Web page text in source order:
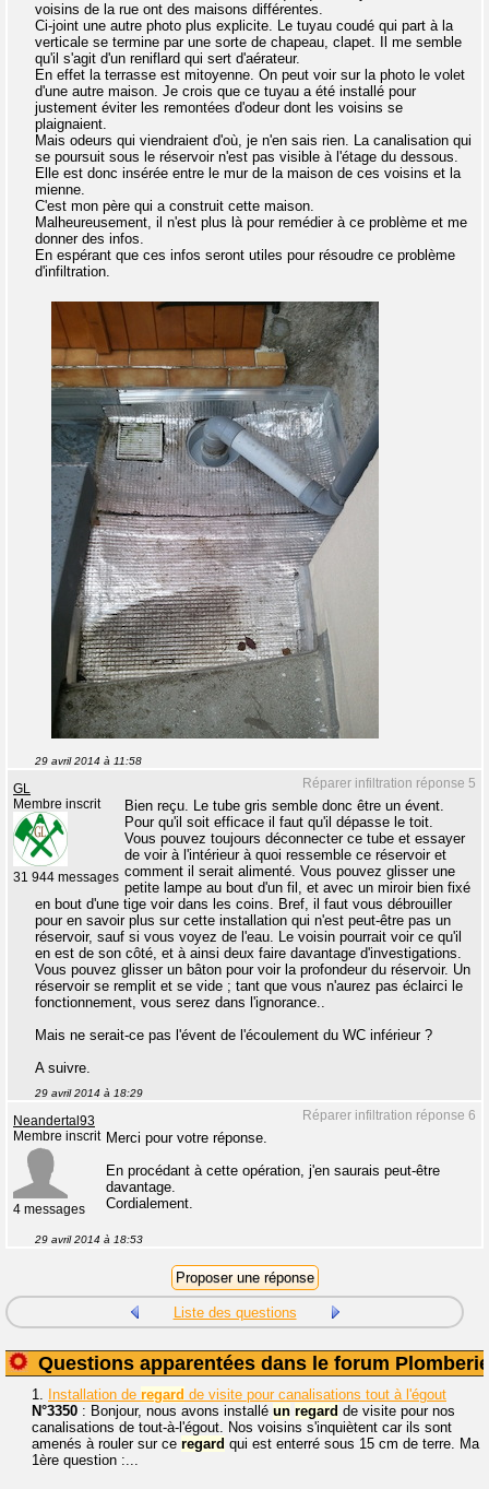
voisins de la rue ont des maisons différentes.
Ci-joint une autre photo plus explicite. Le tuyau coudé qui part à la
verticale se termine par une sorte de chapeau, clapet. Il me semble
qu'il s'agit d'un reniflard qui sert d'aérateur.
En effet la terrasse est mitoyenne. On peut voir sur la photo le volet
d'une autre maison. Je crois que ce tuyau a été installé pour
justement éviter les remontées d'odeur dont les voisins se
plaignaient.
Mais odeurs qui viendraient d'où, je n'en sais rien. La canalisation qui
se poursuit sous le réservoir n'est pas visible à l'étage du dessous.
Elle est donc insérée entre le mur de la maison de ces voisins et la
mienne.
C'est mon père qui a construit cette maison.
Malheureusement, il n'est plus là pour remédier à ce problème et me
donner des infos.
En espérant que ces infos seront utiles pour résoudre ce problème
d'infiltration.
29 avril 2014 à 11:58
Réparer infiltration réponse 5
GL
Membre inscrit
31 944 messages
Bien reçu. Le tube gris semble donc être un évent.
Pour qu'il soit efficace il faut qu'il dépasse le toit.
Vous pouvez toujours déconnecter ce tube et essayer
de voir à l'intérieur à quoi ressemble ce réservoir et
comment il serait alimenté. Vous pouvez glisser une
petite lampe au bout d'un fil, et avec un miroir bien fixé
en bout d'une tige voir dans les coins. Bref, il faut vous débrouiller
pour en savoir plus sur cette installation qui n'est peut-être pas un
réservoir, sauf si vous voyez de l'eau. Le voisin pourrait voir ce qu'il
en est de son côté, et à ainsi deux faire davantage d'investigations.
Vous pouvez glisser un bâton pour voir la profondeur du réservoir. Un
réservoir se remplit et se vide ; tant que vous n'aurez pas éclairci le
fonctionnement, vous serez dans l'ignorance..
Mais ne serait-ce pas l'évent de l'écoulement du WC inférieur ?
A suivre.
29 avril 2014 à 18:29
Réparer infiltration réponse 6
Neandertal93
Membre inscrit
4 messages
Merci pour votre réponse.
En procédant à cette opération, j'en saurais peut-être
davantage.
Cordialement.
29 avril 2014 à 18:53
Liste des questions
Questions apparentées dans le forum Plomberie
1. Installation de regard de visite pour canalisations tout à l'égout
N°3350 : Bonjour, nous avons installé un regard de visite pour nos
canalisations de tout-à-l'égout. Nos voisins s'inquiètent car ils sont
amenés à rouler sur ce regard qui est enterré sous 15 cm de terre. Ma
1ère question :...